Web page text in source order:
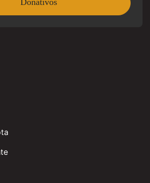
Donativos